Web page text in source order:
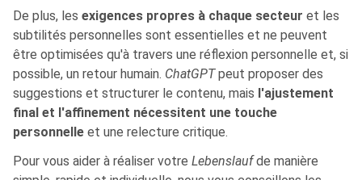
De plus, les exigences propres à chaque secteur et les
subtilités personnelles sont essentielles et ne peuvent
être optimisées qu'à travers une réflexion personnelle et, si
possible, un retour humain. ChatGPTpeut proposer des
suggestions et structurer le contenu, mais l'ajustement
final et l'affinement nécessitent une touche
personnelle et une relecture critique.
Pour vous aider à réaliser votre Lebenslaufde manière